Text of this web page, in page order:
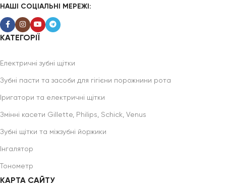
НАШІ СОЦІАЛЬНІ МЕРЕЖІ:
КАТЕГОРІЇ
Електричні зубні щітки
Зубні пасти та засоби для гігієни порожнини рота
Іригатори та електричні щітки
Змінні касети Gillette, Philips, Schick, Venus
Зубні щітки та міжзубні йоржики
Інгалятор
Тонометр
КАРТА САЙТУ